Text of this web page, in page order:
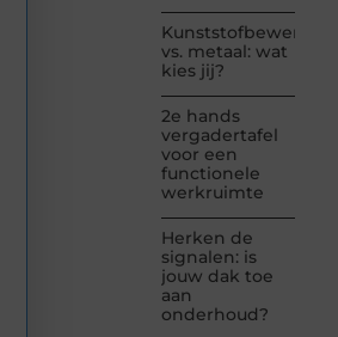
vs. metaal: wat
kies jij?
2e hands
vergadertafel
voor een
functionele
werkruimte
Herken de
signalen: is
jouw dak toe
aan
onderhoud?